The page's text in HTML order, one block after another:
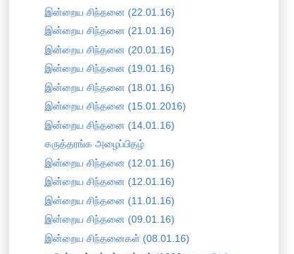
இன்றைய சிந்தனை (22.01.16)
இன்றைய சிந்தனை (21.01.16)
இன்றைய சிந்தனை (20.01.16)
இன்றைய சிந்தனை (19.01.16)
இன்றைய சிந்தனை (18.01.16)
இன்றைய சிந்தனை (15.01.2016)
இன்றைய சிந்தனை (14.01.16)
கருத்தரங்க அழைப்பிதழ்
இன்றைய சிந்தனை (12.01.16)
இன்றைய சிந்தனை (12.01.16)
இன்றைய சிந்தனை (11.01.16)
இன்றைய சிந்தனை (09.01.16)
இன்றைய சிந்தனைகள் (08.01.16)